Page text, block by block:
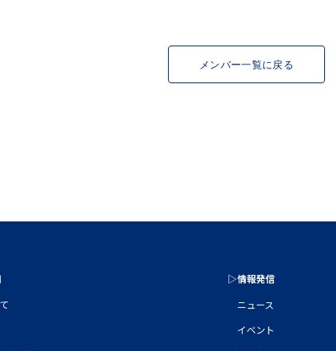
メンバー一覧に戻る
▷情報発信
ニュース
イベント